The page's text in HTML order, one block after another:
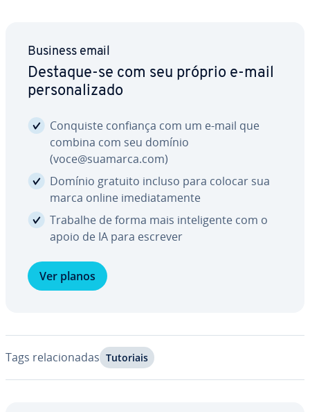
Business email
Destaque-se com seu próprio e-mail
per­so­na­li­zado
Conquiste confiança com um e-mail que
combina com seu domínio
(voce@suamarca.com)
Domínio gratuito incluso para colocar sua
marca online ime­di­a­ta­mente
Trabalhe de forma mais in­te­li­gente com o
apoio de IA para escrever
Ver planos
Tags re­la­ci­o­na­das Tutoriais